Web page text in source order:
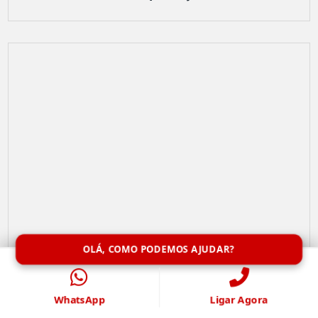
Limpeza de Caixa de Água
OLÁ, COMO PODEMOS AJUDAR?
WhatsApp Ligar Agora